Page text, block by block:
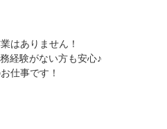
はありません！
経験がない方も安心♪
仕事です！